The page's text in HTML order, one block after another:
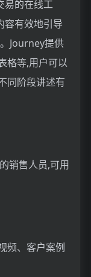
易的在线工
容有效地引导
Journey提供
格等,用户可以
同阶段讲述有
销售人员,可用
频、客户案例